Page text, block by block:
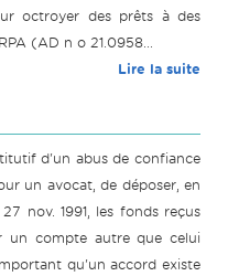
octroyer des prêts à des
(AD n o 21.0958...
Lire la suite
d'un abus de confiance
un avocat, de déposer, en
nov. 1991, les fonds reçus
un compte autre que celui
qu'un accord existe